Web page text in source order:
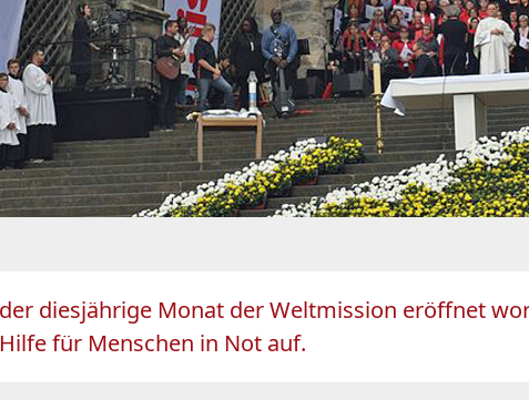
diesjährige Monat der Weltmission eröffnet
für Menschen in Not auf.